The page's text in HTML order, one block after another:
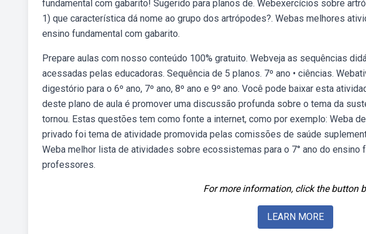
fundamental com gabarito! Sugerido para planos de. Webexercícios sobre
1) que característica dá nome ao grupo dos artrópodes?. Webas melhores
ensino fundamental com gabarito.
Prepare aulas com nosso conteúdo 100% gratuito. Webveja as sequências
acessadas pelas educadoras. Sequência de 5 planos. 7º ano • ciências.
digestório para o 6º ano, 7º ano, 8º ano e 9º ano. Você pode baixar esta
deste plano de aula é promover uma discussão profunda sobre o tema da
tornou. Estas questões tem como fonte a internet, como por exemplo: Weba
privado foi tema de atividade promovida pelas comissões de saúde
Weba melhor lista de atividades sobre ecossistemas para o 7° ano do ensino
professores.
For more information, click the button
LEARN MORE